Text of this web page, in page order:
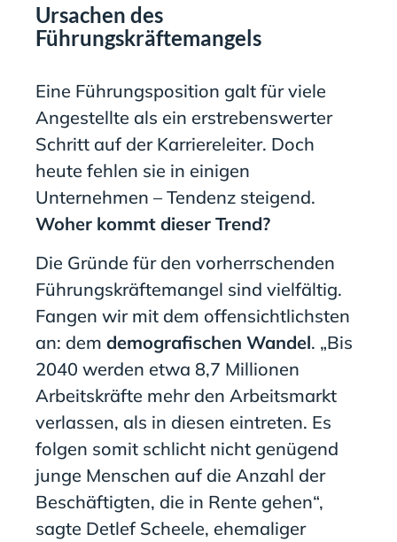
Ursachen des
Führungskräftemangels
Eine Führungsposition galt für viele
Angestellte als ein erstrebenswerter
Schritt auf der Karriereleiter. Doch
heute fehlen sie in einigen
Unternehmen – Tendenz steigend.
Woher kommt dieser Trend?
Die Gründe für den vorherrschenden
Führungskräftemangel sind vielfältig.
Fangen wir mit dem offensichtlichsten
an: dem demografischen Wandel. „Bis
2040 werden etwa 8,7 Millionen
Arbeitskräfte mehr den Arbeitsmarkt
verlassen, als in diesen eintreten. Es
folgen somit schlicht nicht genügend
junge Menschen auf die Anzahl der
Beschäftigten, die in Rente gehen“,
sagte Detlef Scheele, ehemaliger